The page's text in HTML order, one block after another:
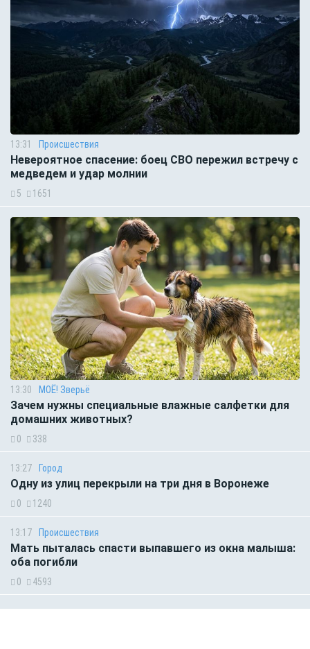
13:31 Происшествия
Невероятное спасение: боец СВО пережил встречу с
медведем и удар молнии
5 1651
13:30 МОЁ! Зверьё
Зачем нужны специальные влажные салфетки для
домашних животных?
0 338
13:27 Город
Одну из улиц перекрыли на три дня в Воронеже
0 1240
13:17 Происшествия
Мать пыталась спасти выпавшего из окна малыша:
оба погибли
0 4593